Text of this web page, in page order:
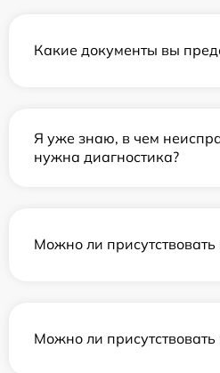
Какие документы вы
Я уже знаю, в чем
нужна диагностика?
Можно ли
Можно ли